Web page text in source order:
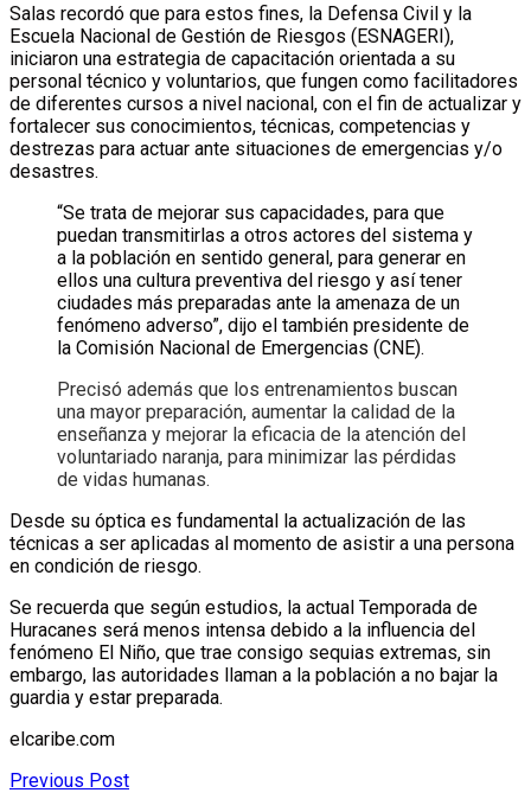
Salas recordó que para estos fines, la Defensa Civil y la
Escuela Nacional de Gestión de Riesgos (ESNAGERI),
iniciaron una estrategia de capacitación orientada a su
personal técnico y voluntarios, que fungen como facilitadores
de diferentes cursos a nivel nacional, con el fin de actualizar y
fortalecer sus conocimientos, técnicas, competencias y
destrezas para actuar ante situaciones de emergencias y/o
desastres.
“Se trata de mejorar sus capacidades, para que
puedan transmitirlas a otros actores del sistema y
a la población en sentido general, para generar en
ellos una cultura preventiva del riesgo y así tener
ciudades más preparadas ante la amenaza de un
fenómeno adverso”, dijo el también presidente de
la Comisión Nacional de Emergencias (CNE).
Precisó además que los entrenamientos buscan
una mayor preparación, aumentar la calidad de la
enseñanza y mejorar la eficacia de la atención del
voluntariado naranja, para minimizar las pérdidas
de vidas humanas.
Desde su óptica es fundamental la actualización de las
técnicas a ser aplicadas al momento de asistir a una persona
en condición de riesgo.
Se recuerda que según estudios, la actual Temporada de
Huracanes será menos intensa debido a la influencia del
fenómeno El Niño, que trae consigo sequias extremas, sin
embargo, las autoridades llaman a la población a no bajar la
guardia y estar preparada.
elcaribe.com
Previous Post